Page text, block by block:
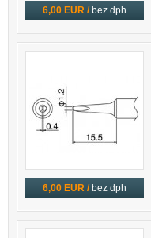
6,00 EUR / bez dph
6,00 EUR / bez dph